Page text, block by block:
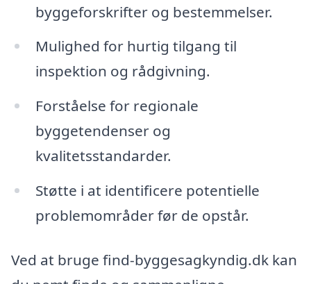
byggeforskrifter og bestemmelser.
Mulighed for hurtig tilgang til
inspektion og rådgivning.
Forståelse for regionale
byggetendenser og
kvalitetsstandarder.
Støtte i at identificere potentielle
problemområder før de opstår.
Ved at bruge find-byggesagkyndig.dk kan